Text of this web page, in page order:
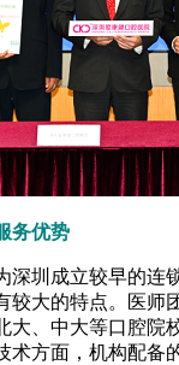
优势
圳成立较早的连
较大的特点。医师
大、中大等口腔院
术方面，机构配备